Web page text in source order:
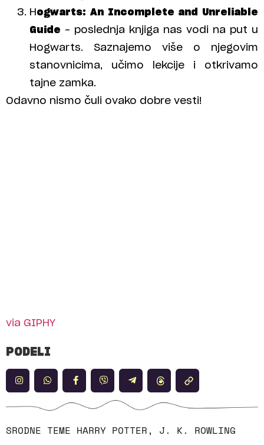
H ogwarts: An Incomplete and Unreliable
Guide – poslednja knjiga nas vodi na put u
Hogwarts. Saznajemo više o njegovim
stanovnicima, učimo lekcije i otkrivamo
tajne zamka.
Odavno nismo čuli ovako dobre vesti!
via GIPHY
PODELI
SRODNE TEME HARRY POTTER, J. K. ROWLING